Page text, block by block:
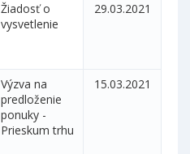
Žiadosť o
vysvetlenie
29.03.2021
Výzva na
predloženie
ponuky -
Prieskum trhu
15.03.2021